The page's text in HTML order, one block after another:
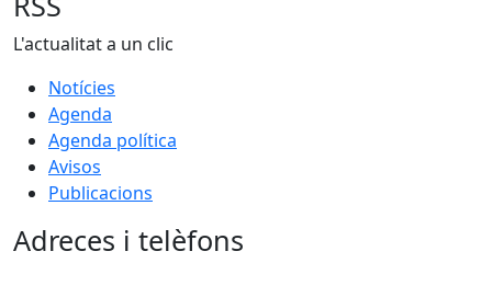
L'actualitat a un clic
Notícies
Agenda
Agenda política
Avisos
Publicacions
Adreces i telèfons